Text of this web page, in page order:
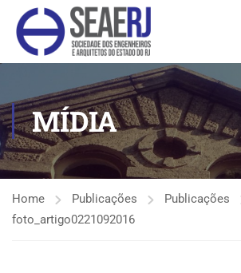
MÍDIA
Home Publicações Publicações
foto_artigo0221092016